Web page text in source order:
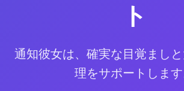
ト
通知彼女は、確実な目覚まし
理をサポートします